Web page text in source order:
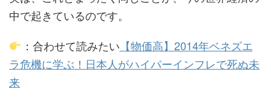
中で起きているのです。
：合わせて読みたい 【物価高】2014年ベネズエ
ラ危機に学ぶ！日本人がハイパーインフレで死ぬ未
来